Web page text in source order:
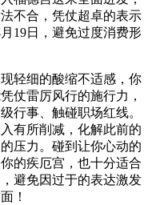
不合，凭仗超卓的表示
19日，避免过度消费形
轻细的酸缩不适感，你
仗雷厉风行的施行力，
行事、触碰职场红线。
有所削减，化解此前的
压力。碰到让你心动的
的疾厄宫，也十分适合
避免因过于的表达激发
！